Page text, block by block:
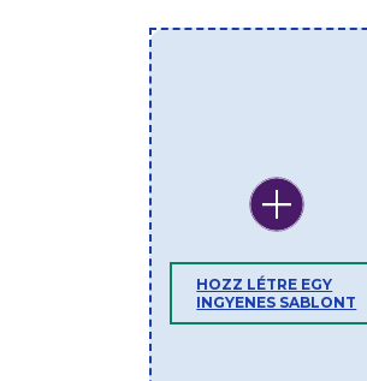
HOZZ LÉTRE EGY
INGYENES SABLONT